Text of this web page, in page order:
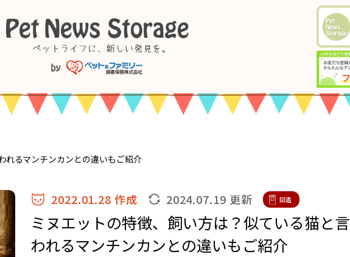
れるマンチンカンとの違いもご紹介
2022.01.28 作成 2024.07.19 更新 図鑑
ミヌエットの特徴、飼い方は？似ている猫と言
われるマンチンカンとの違いもご紹介